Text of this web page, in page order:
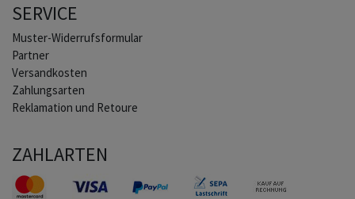
SERVICE
Muster-Widerrufsformular
Partner
Versandkosten
Zahlungsarten
Reklamation und Retoure
ZAHLARTEN